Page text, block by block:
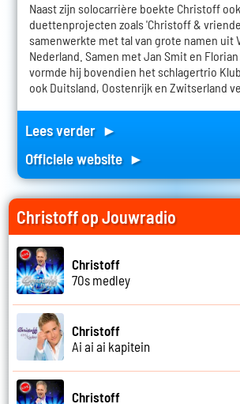
Naast zijn solocarrière boekte Christoff
duettenprojecten zoals 'Christoff &
samenwerkte met tal van grote namen uit
Nederland. Samen met Jan Smit en
vormde hij bovendien het schlagertrio
ook Duitsland, Oostenrijk en Zwitserland
Lees verder ►
Officiele website ►
Christoff op Jouwradio
Christoff
70s medley
Christoff
Ai ai ai kapitein
Christoff